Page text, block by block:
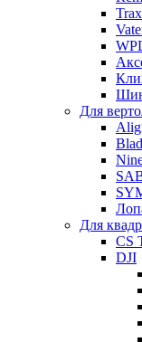
Для
Для
CS
DJI